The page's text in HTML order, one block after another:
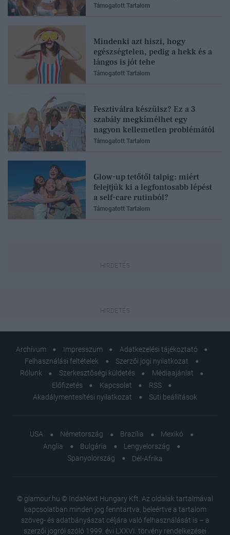
Támogatott Tartalom
Mindenki azt hiszi, hogy
egészségtelen, pedig a hekk és a
lángos is jót tehe
Támogatott Tartalom
Fesztiválra készülsz? Ez a 3
szabály megkímélhet egy
nagyon kellemetlen problémától
Támogatott Tartalom
Glow-up tetőtől talpig: miért
felejtjük ki a legfontosabb lépést
a self-care rutinból?
Támogatott Tartalom
Archívum Impresszum
Adatkezelési tájékoztató
Felhasználási feltételek
Szerzői jogi nyilatkozat
Rólunk
Szerkesztőségi küldetés
Médiaajánlat
Előfizetés
Kapcsolat
RSS
Akadálymentesítési nyilatkozat
Süti beállítások
USA Németország Brazília
Mexikó
Anglia
Bulgária
Lengyelország
Spanyolország
Dél-Afrika
© glamour.hu © IndaNext Hungary Kft. Az oldalak tartalmával
kapcsolatban minden jog fenntartva, beleértve a tartalom
szöveg- és adatbányászat céljára való felhasználását is – a
szerzői jogról szóló 1999. évi LXXVI. törvény rendelkezései